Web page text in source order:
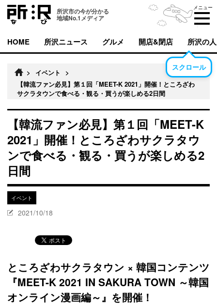
所沢市の今が分かる
地域No.1メディア
メニュー
HOME 所沢ニュース グルメ 開店&閉店 所沢の人
スクロール
> イベント
>
【韓流ファン必見】第１回「MEET-K 2021」開催！ところざわ
サクラタウンで食べる・観る・買うが楽しめる2日間
【韓流ファン必見】第１回「MEET-K
2021」開催！ところざわサクラタウ
ンで食べる・観る・買うが楽しめる2
日間
イベント
2021/10/18
ところざわサクラタウン × 韓国コンテンツ
『MEET-K 2021 IN SAKURA TOWN ～韓国
オンライン漫画編～』を開催！